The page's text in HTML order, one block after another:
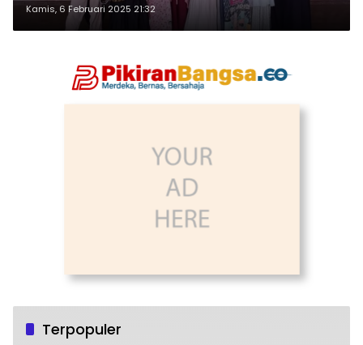
Kamis, 6 Februari 2025 21:32
Terpopuler